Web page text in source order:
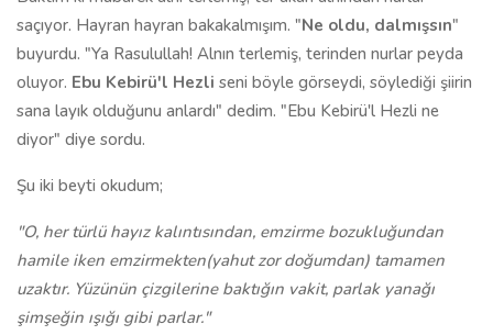
saçıyor. Hayran hayran bakakalmışım. "Ne oldu, dalmışsın"
buyurdu. "Ya Rasulullah! Alnın terlemiş, terinden nurlar peyda
oluyor. Ebu Kebirü'l Hezli seni böyle görseydi, söylediği şiirin
sana layık olduğunu anlardı" dedim. "Ebu Kebirü'l Hezli ne
diyor" diye sordu.
Şu iki beyti okudum;
"O, her türlü hayız kalıntısından, emzirme bozukluğundan
hamile iken emzirmekten(yahut zor doğumdan) tamamen
uzaktır. Yüzünün çizgilerine baktığın vakit, parlak yanağı
şimşeğin ışığı gibi parlar."